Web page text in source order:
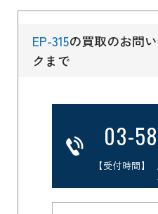
EP-315の買取のお問
クまで
03-
【受付時間】